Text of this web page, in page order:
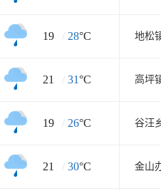
19 / 28°C 地松
21 / 31°C 高坪
19 / 26°C 谷汪
21 / 30°C 金山